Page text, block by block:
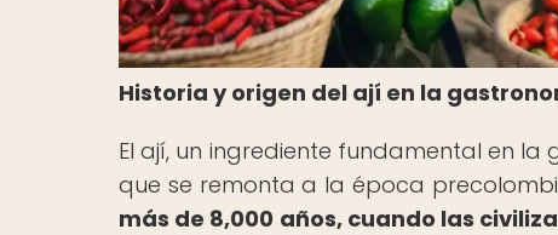
Historia y origen del ají en la
El ají, un ingrediente fundamental en
que se remonta a la época
más de 8,000 años, cuando las